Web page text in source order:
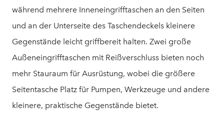
während mehrere Inneneingrifftaschen an den Seiten
und an der Unterseite des Taschendeckels kleinere
Gegenstände leicht griffbereit halten. Zwei große
Außeneingrifftaschen mit Reißverschluss bieten noch
mehr Stauraum für Ausrüstung, wobei die größere
Seitentasche Platz für Pumpen, Werkzeuge und andere
kleinere, praktische Gegenstände bietet.